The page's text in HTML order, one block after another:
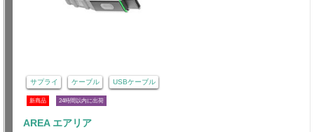
サプライ ケーブル USBケーブル
新商品 24時間以内に出荷
AREA エアリア